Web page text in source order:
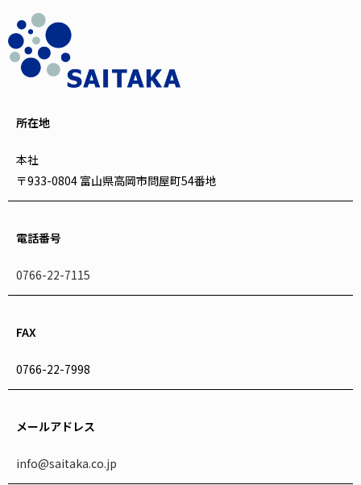
所在地
本社
〒933-0804 富山県高岡市問屋町54番地
電話番号
0766-22-7115
FAX
0766-22-7998
メールアドレス
info@saitaka.co.jp